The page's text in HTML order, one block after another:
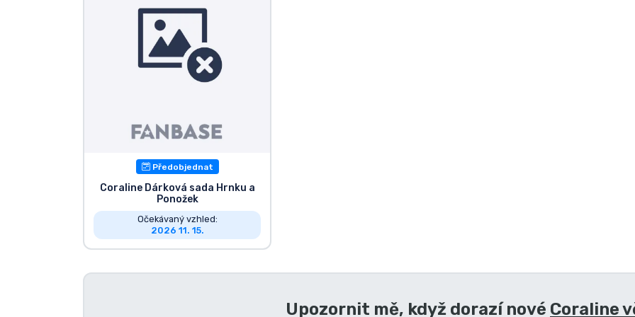
Předobjednat
Coraline Dárková sada Hrnku a
Ponožek
Očekávaný vzhled:
2026 11. 15.
Upozornit mě, když dorazí nové Coraline
Hráčské věci